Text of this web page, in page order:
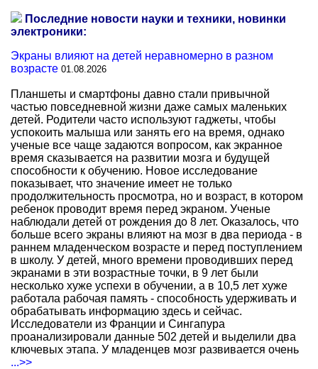
Последние новости науки и техники, новинки
электроники:
Экраны влияют на детей неравномерно в разном
возрасте 01.08.2026
Планшеты и смартфоны давно стали привычной
частью повседневной жизни даже самых маленьких
детей. Родители часто используют гаджеты, чтобы
успокоить малыша или занять его на время, однако
ученые все чаще задаются вопросом, как экранное
время сказывается на развитии мозга и будущей
способности к обучению. Новое исследование
показывает, что значение имеет не только
продолжительность просмотра, но и возраст, в котором
ребенок проводит время перед экраном. Ученые
наблюдали детей от рождения до 8 лет. Оказалось, что
больше всего экраны влияют на мозг в два периода - в
раннем младенческом возрасте и перед поступлением
в школу. У детей, много времени проводивших перед
экранами в эти возрастные точки, в 9 лет были
несколько хуже успехи в обучении, а в 10,5 лет хуже
работала рабочая память - способность удерживать и
обрабатывать информацию здесь и сейчас.
Исследователи из Франции и Сингапура
проанализировали данные 502 детей и выделили два
ключевых этапа. У младенцев мозг развивается очень
...>>